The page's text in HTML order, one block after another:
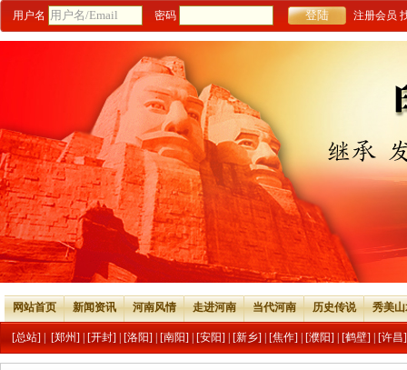
用户名 密码 注册会员
网站首页 新闻资讯 河南风情 走进河南 当代河南 历史传说 秀美
[总站] [郑州] [开封] [洛阳] [南阳] [安阳] [新乡] [焦作] [濮阳] [鹤壁] [许昌]